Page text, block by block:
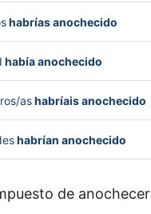
habrías anochecido
había anochecido
ashabríais anochecido
habrían anochecido
de anochecer